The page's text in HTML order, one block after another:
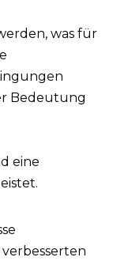
was für
Bedeutung
eine